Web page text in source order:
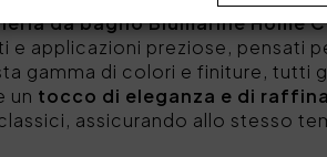
da bagno Blumarine Home
e applicazioni preziose, pensati
gamma di colori e finiture, tutti
un tocco di eleganza e di
assicurando allo stesso